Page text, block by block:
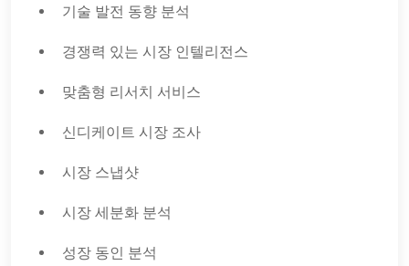
기술 발전 동향 분석
경쟁력 있는 시장 인텔리전스
맞춤형 리서치 서비스
신디케이트 시장 조사
시장 스냅샷
시장 세분화 분석
성장 동인 분석